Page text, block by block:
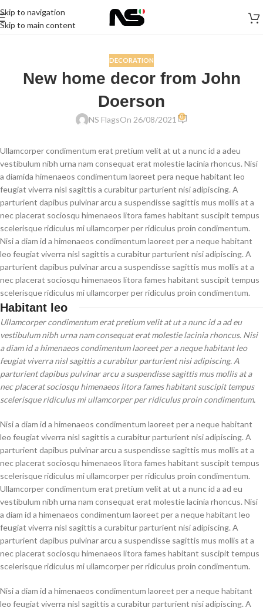
Skip to navigation
Skip to main content
Home/ Decoration
DECORATION
New home decor from John
Doerson
NS FlagsOn 26/08/2021 0
Ullamcorper condimentum erat pretium velit at ut a nunc id a adeu
vestibulum nibh urna nam consequat erat molestie lacinia rhoncus. Nisi
a diamida himenaeos condimentum laoreet pera neque habitant leo
feugiat viverra nisl sagittis a curabitur parturient nisi adipiscing. A
parturient dapibus pulvinar arcu a suspendisse sagittis mus mollis at a
nec placerat sociosqu himenaeos litora fames habitant suscipit tempus
scelerisque ridiculus mi ullamcorper per ridiculus proin condimentum.
Nisi a diam id a himenaeos condimentum laoreet per a neque habitant
leo feugiat viverra nisl sagittis a curabitur parturient nisi adipiscing. A
parturient dapibus pulvinar arcu a suspendisse sagittis mus mollis at a
nec placerat sociosqu himenaeos litora fames habitant suscipit tempus
scelerisque ridiculus mi ullamcorper per ridiculus proin condimentum.
Habitant leo
Ullamcorper condimentum erat pretium velit at ut a nunc id a ad eu
vestibulum nibh urna nam consequat erat molestie lacinia rhoncus. Nisi
a diam id a himenaeos condimentum laoreet per a neque habitant leo
feugiat viverra nisl sagittis a curabitur parturient nisi adipiscing. A
parturient dapibus pulvinar arcu a suspendisse sagittis mus mollis at a
nec placerat sociosqu himenaeos litora fames habitant suscipit tempus
scelerisque ridiculus mi ullamcorper per ridiculus proin condimentum.
Nisi a diam id a himenaeos condimentum laoreet per a neque habitant
leo feugiat viverra nisl sagittis a curabitur parturient nisi adipiscing. A
parturient dapibus pulvinar arcu a suspendisse sagittis mus mollis at a
nec placerat sociosqu himenaeos litora fames habitant suscipit tempus
scelerisque ridiculus mi ullamcorper per ridiculus proin condimentum.
Ullamcorper condimentum erat pretium velit at ut a nunc id a ad eu
vestibulum nibh urna nam consequat erat molestie lacinia rhoncus. Nisi
a diam id a himenaeos condimentum laoreet per a neque habitant leo
feugiat viverra nisl sagittis a curabitur parturient nisi adipiscing. A
parturient dapibus pulvinar arcu a suspendisse sagittis mus mollis at a
nec placerat sociosqu himenaeos litora fames habitant suscipit tempus
scelerisque ridiculus mi ullamcorper per ridiculus proin condimentum.
Nisi a diam id a himenaeos condimentum laoreet per a neque habitant
leo feugiat viverra nisl sagittis a curabitur parturient nisi adipiscing. A